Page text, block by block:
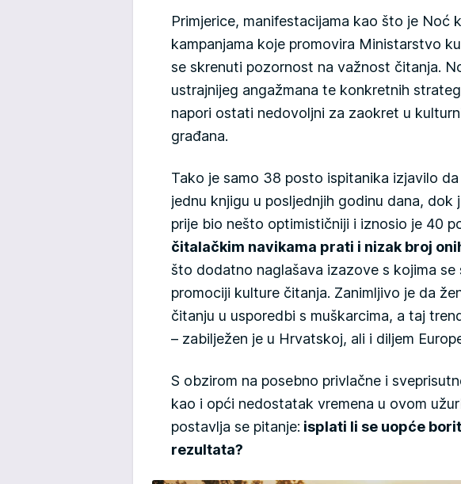
Primjerice, manifestacijama kao što je Noć
kampanjama koje promovira Ministarstvo
se skrenuti pozornost na važnost čitanja.
ustrajnijeg angažmana te konkretnih
napori ostati nedovoljni za zaokret u
građana.
Tako je samo 38 posto ispitanika izjavilo
jednu knjigu u posljednjih godinu dana,
prije bio nešto optimističniji i iznosio je 40
čitalačkim navikama prati i nizak broj
što dodatno naglašava izazove s kojima se
promociji kulture čitanja. Zanimljivo je da
čitanju u usporedbi s muškarcima, a taj
– zabilježen je u Hrvatskoj, ali i diljem
S obzirom na posebno privlačne i
kao i opći nedostatak vremena u ovom
postavlja se pitanje: isplati li se uopće
rezultata?